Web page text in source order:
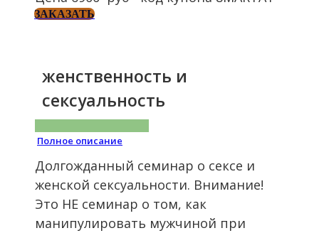
ЗАКАЗАТЬ
женственность и
сексуальность
Полное описание
Долгожданный семинар о сексе и
женской сексуальности. Внимание!
Это НЕ семинар о том, как
манипулировать мужчиной при